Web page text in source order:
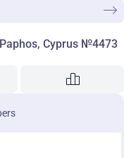
Cyprus №4473